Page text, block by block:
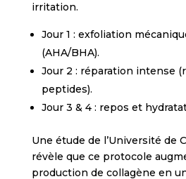
irritation.
Jour 1 : exfoliation
(AHA/BHA).
Jour 2 : réparation intense
peptides).
Jour 3 & 4 : repos et
Une étude de l’Université de
révèle que ce protocole
production de collagène en